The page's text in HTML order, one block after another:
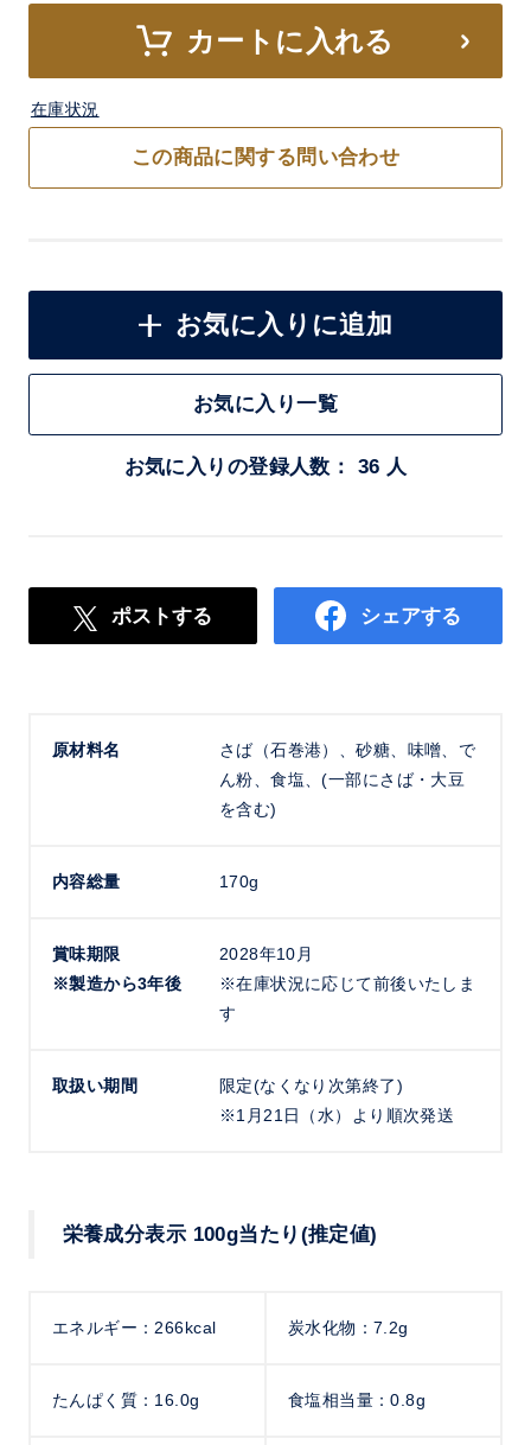
カートに入れる
在庫状況
この商品に関する問い合わせ
お気に入りに追加
お気に入り一覧
お気に入りの登録人数： 36 人
ポストする シェアする
原材料名
さば（石巻港）、砂糖、味噌、で
ん粉、食塩、(一部にさば・大豆
を含む)
内容総量 170g
賞味期限
※製造から3年後
2028年10月
※在庫状況に応じて前後いたしま
す
取扱い期間
限定(なくなり次第終了)
※1月21日（水）より順次発送
栄養成分表示 100g当たり(推定値)
エネルギー：266kcal 炭水化物：7.2g
たんぱく質：16.0g 食塩相当量：0.8g